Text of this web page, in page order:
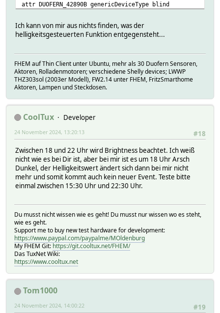
attr DUOFERN_42890B genericDeviceType blind
attr DUOFERN_42890B icon fts_shutter@green
attr DUOFERN_42890B room 1. Etage,DUOFERN,Rollos
attr DUOFERN_42890B webCmd position:slider,100,1,0
# DuofernKepler_MSGCNT 18
# DuofernKepler_RAWMSG
# DuofernKepler_TIME 2024-11-24 09:30:02
# FUUID 5c7fac87-f33f-feda-f09d-1e0a7523c3ee9c78
# IODev DuofernKepler
# MODEL Rohrmotor-Aktor
# NAME DUOFERN_42890B
# NR 49
# STATE opened
# SUBTYPE Rohrmotor-Aktor
# TYPE DUOFERN
# eventCount 32
# OLDREADINGS:
# 2024-11-24 09:30:02 ASC_ShuttersLastDrive day
# 2024-11-24 09:30:01 ASC_Time_DriveDown
# 2024-11-24 09:30:01 ASC_Time_DriveUp 25.11.2024 -
# 2024-11-22 20:17:19 IODev DuofernKepler
# 2024-11-22 20:17:23 associatedWith
# 2024-11-24 09:30:02 blindsMode off
# 2024-11-24 09:30:02 duskAutomatic off
# 2024-11-24 09:30:02 manualMode on
# 2024-11-24 09:30:02 moving stop
Ich kann von mir aus nichts finden, was der
helligkeitsgesteuerten Funktion entgegensteht...
FHEM auf Thin Client unter Ubuntu, mehr als 30 Duofern Sensoren,
Aktoren, Rolladenmotoren; verschiedene Shelly devices; LWWP
THZ303sol (2003er Modell), FW2.14 unter FHEM, FritzSmarthome
Aktoren, Lampen und Steckdosen.
CoolTux
Developer
#18
24 November 2024, 13:20:13
Zwischen 18 und 22 Uhr wird Brightness beachtet. Ich weiß
nicht wie es bei Dir ist, aber bei mir ist es um 18 Uhr Arsch
Dunkel, der Helligkeitswert ändert sich dann bei mir nicht
mehr und somit kommt auch kein neuer Event. Teste bitte
einmal zwischen 15:30 Uhr und 22:30 Uhr.
Du musst nicht wissen wie es geht! Du musst nur wissen wo es steht,
wie es geht.
Support me to buy new test hardware for development:
https://www.paypal.com/paypalme/MOldenburg
My FHEM Git: https://git.cooltux.net/FHEM/
Das TuxNet Wiki:
https://www.cooltux.net
Tom1000
#19
24 November 2024, 14:00:22